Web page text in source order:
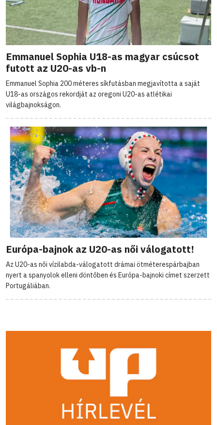
Emmanuel Sophia U18-as magyar csúcsot
futott az U20-as vb-n
Emmanuel Sophia 200 méteres síkfutásban megjavította a saját
U18-as országos rekordját az oregoni U20-as atlétikai
világbajnokságon.
Európa-bajnok az U20-as női válogatott!
Az U20-as női vízilabda-válogatott drámai ötméterespárbajban
nyert a spanyolok elleni döntőben és Európa-bajnoki címet szerzett
Portugáliában.